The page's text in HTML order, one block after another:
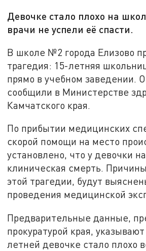
Девочке стало плохо на
врачи не успели её спасти.
В школе №2 города Елизово
трагедия: 15-летняя
прямо в учебном заведении.
сообщили в Министерстве
Камчатского края.
По прибытии медицинских
скорой помощи на место
установлено, что у девочки
клиническая смерть.
этой трагедии, будут
проведения медицинской
Предварительные данные,
прокуратурой края,
летней девочке стало плохо